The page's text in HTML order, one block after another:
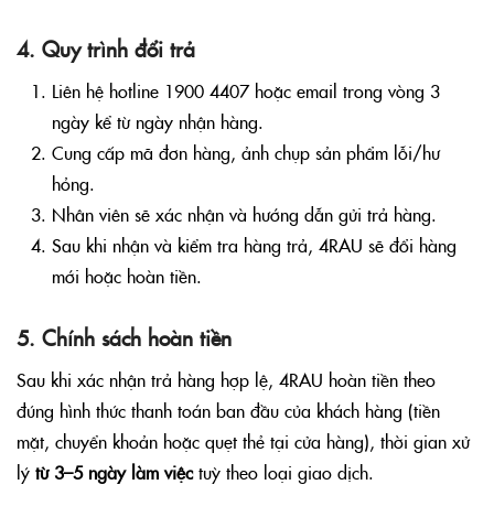
4. Quy trình đổi trả
Liên hệ hotline 1900 4407hoặc email trong vòng 3
ngày kể từ ngày nhận hàng.
Cung cấp mã đơn hàng, ảnh chụp sản phẩm lỗi/hư
hỏng.
Nhân viên sẽ xác nhận và hướng dẫn gửi trả hàng.
Sau khi nhận và kiểm tra hàng trả, 4RAU sẽ đổi hàng
mới hoặc hoàn tiền.
5. Chính sách hoàn tiền
Sau khi xác nhận trả hàng hợp lệ, 4RAU hoàn tiền theo
đúng hình thức thanh toán ban đầu của khách hàng (tiền
mặt, chuyển khoản hoặc quẹt thẻ tại cửa hàng), thời gian xử
lý từ 3–5 ngày làm việctuỳ theo loại giao dịch.